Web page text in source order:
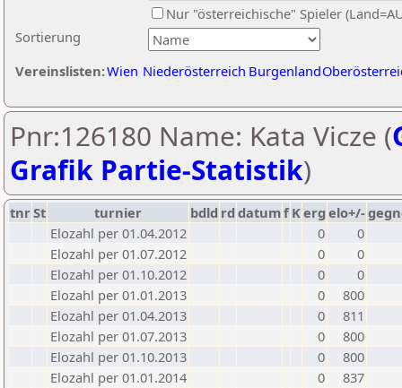
Sortierung
Nur "österreichische" Spieler
Vereinslisten:Wien Niederösterreich Burgenland
Pnr:126180 Name: Kata Vicze (
Grafik Partie-Statistik)
tnrSt turnier bdld rd datumf Kerg elo+/-
Elozahl per 01.04.2012
0
0
Elozahl per 01.07.2012
0
0
Elozahl per 01.10.2012
0
0
Elozahl per 01.01.2013
0
800
Elozahl per 01.04.2013
0
811
Elozahl per 01.07.2013
0
800
Elozahl per 01.10.2013
0
800
Elozahl per 01.01.2014
0
837